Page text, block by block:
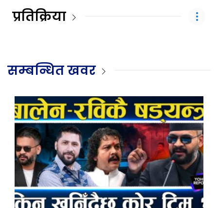
प्रतिक्रिया
सम्बन्धित खवर